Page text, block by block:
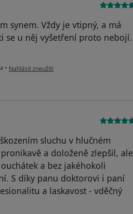
synem. Vždy je vtipný, a má
se u něj vyšetření proto nebojí.
• podle názoru uživatele LH
Nahlásit zneužití
sluchu v hlučném
a doloženě zlepšil, ale
a bez jakéhokoli
S díky panu doktorovi i paní
a laskavost - vděčný